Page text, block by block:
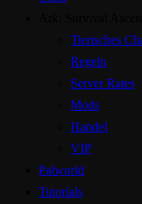
Tierisches
Regeln
Server Rates
Mods
Handel
VIP
Palworld
Tutorials